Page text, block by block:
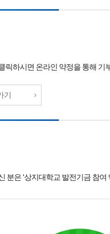
릭하시면 온라인 약정을 통해 기
기
분은 ‘상지대학교 발전기금 참